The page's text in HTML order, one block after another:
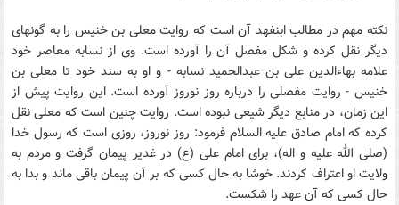
نکته مهم در مطالب ابن‏فهد آن است که روايت معلى بن خنيس را به گونه‏اى
ديگر نقل کرده و شکل مفصل آن را آورده است. وى از نسابه معاصر خود
علامه بهاءالدين على بن عبدالحميد نسابه - و او به سند خود تا معلى بن
خنيس - روايت مفصلى را درباره روز نوروز آورده است. اين روايت پيش از
اين زمان، در منابع ديگر شيعى نبوده است. روايت چنين است که معلى نقل
کرده که امام صادق عليه السلام فرمود: روز نوروز، روزى است که رسول خدا
(صلى الله عليه و اله)، براى امام على (ع) در غدير پيمان گرفت و مردم به
ولايت او اعتراف کردند. خوشا به حال کسى که بر آن پيمان باقى ماند و بدا به
حال کسى که آن عهد را شکست.